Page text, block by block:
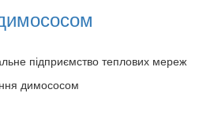
підприємство теплових мереж
димососом